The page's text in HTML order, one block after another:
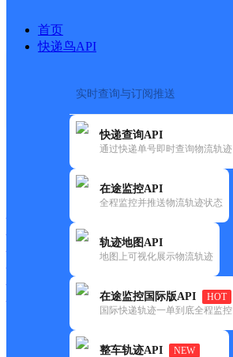
首页
快递鸟API
实时查询与订阅推送
快递查询API
通过快递单号即时查询物流轨迹
在途监控API
全程监控并推送物流轨迹状态
轨迹地图API
地图上可视化展示物流轨迹
在途监控国际版API
HOT
国际快递轨迹一单到底全程监控
整车轨迹API
NEW
快递大全 > 快递网点
快递大全 快运大全